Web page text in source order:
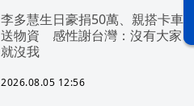
漢光42演習
李多慧生日豪捐50萬、親搭卡車
送物資 感性謝台灣：沒有大家
就沒我
2026.08.05 12:56